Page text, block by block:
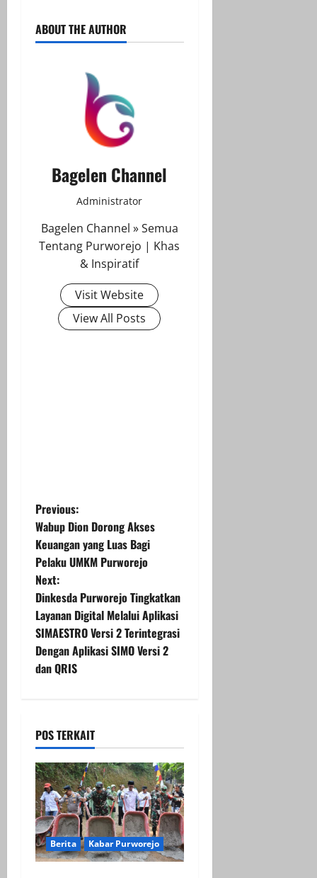
ABOUT THE AUTHOR
Bagelen Channel
Administrator
Bagelen Channel » Semua
Tentang Purworejo | Khas
& Inspiratif
Visit Website
View All Posts
P
o
s
t
n
a
i
g
a
t
i
o
Previous:
Wabup Dion Dorong Akses
Keuangan yang Luas Bagi
Pelaku UMKM Purworejo
Next:
Dinkesda Purworejo Tingkatkan
Layanan Digital Melalui Aplikasi
SIMAESTRO Versi 2 Terintegrasi
Dengan Aplikasi SIMO Versi 2
dan QRIS
POS TERKAIT
Berita Kabar Purworejo